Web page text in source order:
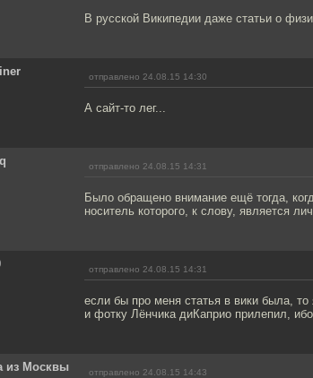
В русской Википедии даже статьи о
отправлено 24.08.15 14:30
А сайт-то лег...
отправлено 24.08.15 14:31
Было обращено внимание ещё тогда,
носитель которого, к слову, является
отправлено 24.08.15 14:31
если бы про меня статья в вики была,
и фотку Лёнчика диКаприо прилепил,
из Москвы отправлено 24.08.15 14:43